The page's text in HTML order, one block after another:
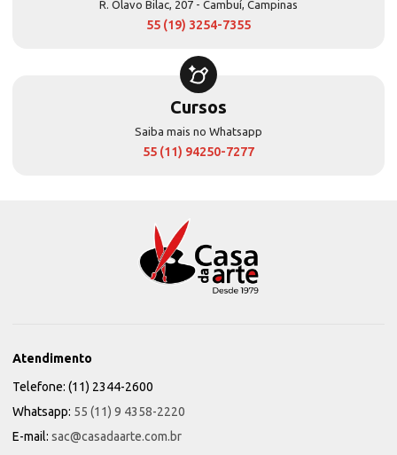
R. Olavo Bilac, 207 - Cambuí, Campinas
55 (19) 3254-7355
Cursos
Saiba mais no Whatsapp
55 (11) 94250-7277
Atendimento
Telefone: (11) 2344-2600
Whatsapp: 55 (11) 9 4358-2220
E-mail: sac@casadaarte.com.br